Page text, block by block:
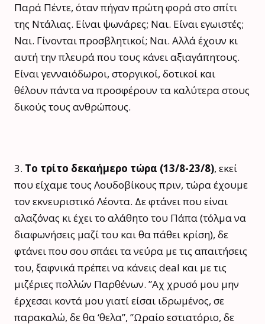
Παρά Πέντε, όταν πήγαν πρώτη φορά στο σπίτι
της Ντάλιας. Είναι ψωνάρες; Ναι. Είναι εγωιστές;
Ναι. Γίνονται προσβλητικοί; Ναι. Αλλά έχουν κι
αυτή την πλευρά που τους κάνει αξιαγάπητους.
Είναι γενναιόδωροι, στοργικοί, δοτικοί και
θέλουν πάντα να προσφέρουν τα καλύτερα στους
δικούς τους ανθρώπους.
3. Το τρίτο δεκαήμερο τώρα (13/8-23/8), εκεί
που είχαμε τους Λουδοβίκους πριν, τώρα έχουμε
τον εκνευριστικό Λέοντα. Δε φτάνει που είναι
αλαζόνας κι έχει το αλάθητο του Πάπα (τόλμα να
διαφωνήσεις μαζί του και θα πάθει κρίση), δε
φτάνει που σου σπάει τα νεύρα με τις απαιτήσεις
του, ξαφνικά πρέπει να κάνεις deal και με τις
μιζέριες πολλών Παρθένων. ”Αχ χρυσό μου μην
έρχεσαι κοντά μου γιατί είσαι ιδρωμένος, σε
παρακαλώ, δε θα ‘θελα”, ”Ωραίο εστιατόριο, δε